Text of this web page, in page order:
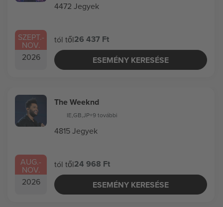
SZEPT.-
NOV.
2026
4472 Jegyek
tól től26 437 Ft
ESEMÉNY KERESÉSE
AUG.-
NOV.
2026
The Weeknd
IE,GB,JP+9 további
4815 Jegyek
tól től24 968 Ft
ESEMÉNY KERESÉSE